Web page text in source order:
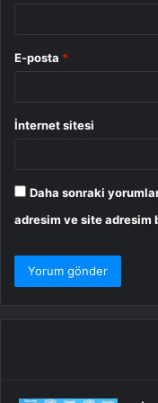
E-posta *
İnternet sitesi
Daha sonraki
adresim ve site adresim